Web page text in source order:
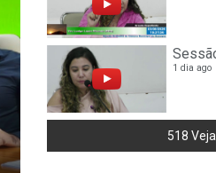
1 dia ago
518